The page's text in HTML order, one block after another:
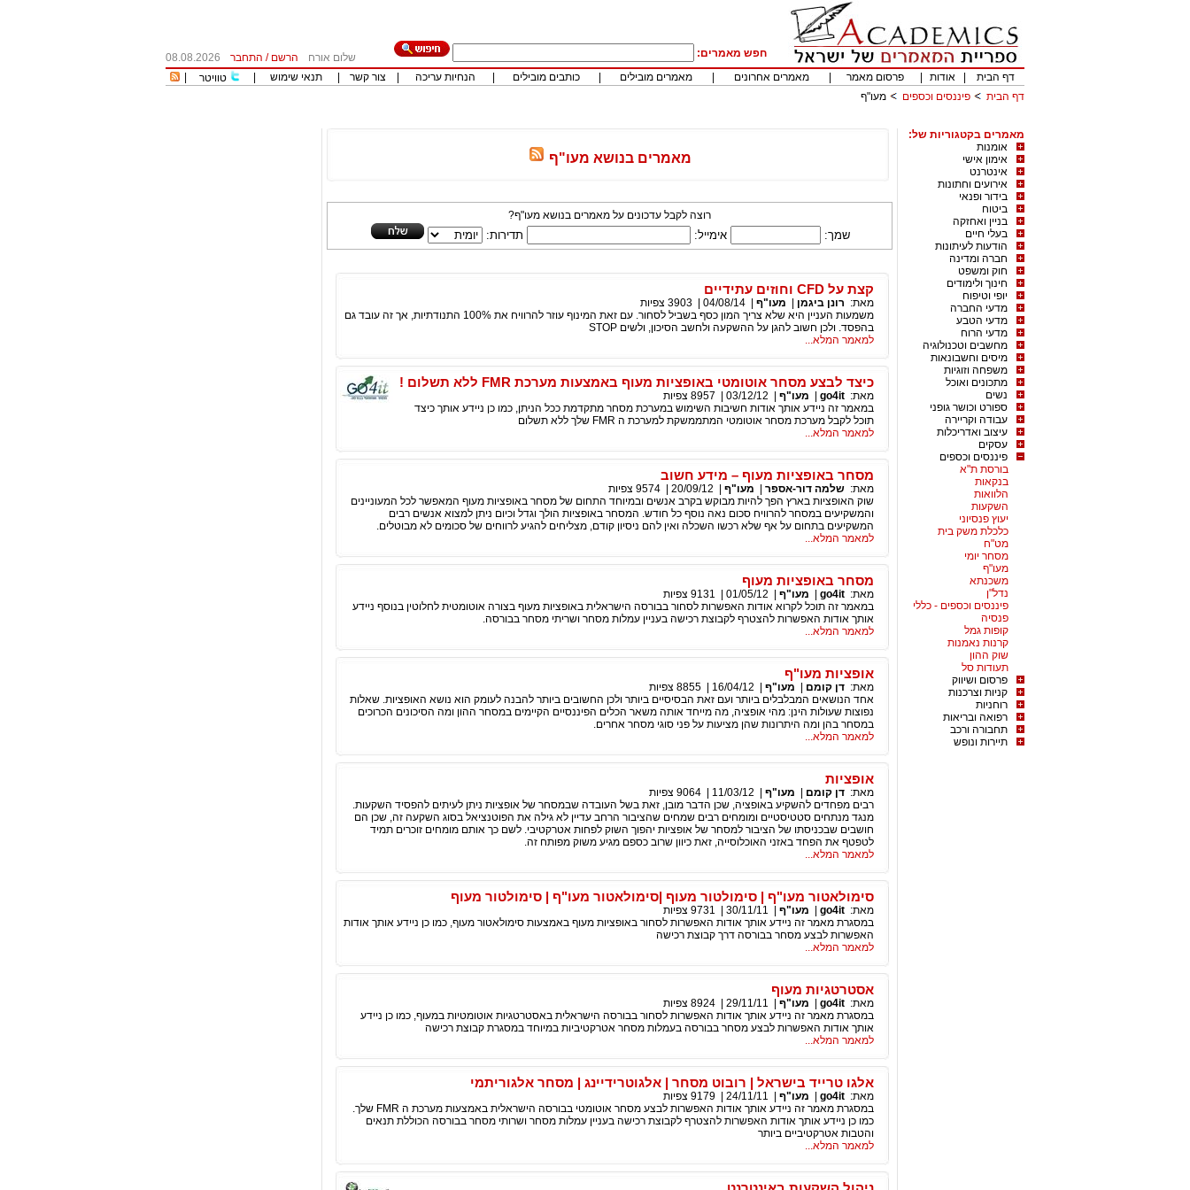
חפש מאמרים: שלום אורח הרשם / התחבר
08.08.2026
דף הבית
אודות פרסום מאמר מאמרים אחרונים מאמרים מובילים כותבים מובילים הנחיות עריכה צור קשר תנאי שימוש טוויטר
דף הבית
פיננסים וכספים מעו"ף
מאמרים בקטגוריות של:
אומנות
אימון אישי
אינטרנט
אירועים וחתונות
בידור ופנאי
ביטוח
בניין ואחזקה
בעלי חיים
הודעות לעיתונות
חברה ומדינה
חוק ומשפט
חינוך ולימודים
יופי וטיפוח
מדעי החברה
מדעי הטבע
מדעי הרוח
מחשבים וטכנולוגיה
מיסים וחשבונאות
משפחה וזוגיות
מתכונים ואוכל
נשים
ספורט וכושר גופני
עבודה וקריירה
עיצוב ואדריכלות
עסקים
פיננסים וכספים
בורסת ת"א
בנקאות
הלוואות
השקעות
יעוץ פנסיוני
כלכלת משק בית
מט"ח
מסחר יומי
מעו"ף
משכנתא
נדל"ן
פיננסים וכספים - כללי
פנסיה
קופות גמל
קרנות נאמנות
שוק ההון
תעודות סל
פרסום ושיווק
קניות וצרכנות
רוחניות
רפואה ובריאות
תחבורה ורכב
תיירות ונופש
מאמרים בנושא מעו"ף
רוצה לקבל עדכונים על מאמרים בנושא מעו"ף?
שמך: אימייל: תדירות:
קצת על CFD וחוזים עתידיים
מאת: רונן ביגמן מעו"ף 04/08/14
3903 צפיות
משמעות העניין היא שלא צריך המון כסף בשביל לסחור. עם זאת המינוף עוזר להרוויח את 100% התנודתיות, אך זה עובד גם
בהפסד. ולכן חשוב להגן על ההשקעה ולחשב הסיכון, ולשים STOP
למאמר המלא...
כיצד לבצע מסחר אוטומטי באופציות מעוף באמצעות מערכת FMR ללא תשלום !
מאת: go4it מעו"ף 03/12/12
8957 צפיות
במאמר זה ניידע אותך אודות חשיבות השימוש במערכת מסחר מתקדמת ככל הניתן, כמו כן ניידע אותך כיצד
תוכל לקבל מערכת מסחר אוטומטי המתממשקת למערכת ה FMR שלך ללא תשלום
למאמר המלא...
מסחר באופציות מעוף – מידע חשוב
מאת: שלמה דור-אספר מעו"ף 20/09/12
9574 צפיות
שוק האופציות בארץ הפך להיות מבוקש בקרב אנשים ובמיוחד התחום של מסחר באופציות מעוף המאפשר לכל המעוניינים
והמשקיעים במסחר להרוויח סכום נאה נוסף כל חודש. המסחר באופציות הולך וגדל וכיום ניתן למצוא אנשים רבים
המשקיעים בתחום על אף שלא רכשו השכלה ואין להם ניסיון קודם, מצליחים להגיע לרווחים של סכומים לא מבוטלים.
למאמר המלא...
מסחר באופציות מעוף
מאת: go4it מעו"ף 01/05/12
9131 צפיות
במאמר זה תוכל לקרוא אודות האפשרות לסחור בבורסה הישראלית באופציות מעוף בצורה אוטומטית לחלוטין בנוסף ניידע
אותך אודות האפשרות להצטרף לקבוצת רכישה בעניין עמלות מסחר ושריתי מסחר בבורסה.
למאמר המלא...
אופציות מעו"ף
מאת: דן קומם מעו"ף 16/04/12
8855 צפיות
אחד הנושאים המבלבלים ביותר ועם זאת הבסיסיים ביותר ולכן החשובים ביותר להבנה לעומק הוא נושא האופציות. שאלות
נפוצות שעולות הינן: מהי אופציה, מה מייחד אותה משאר הכלים הפיננסיים הקיימים במסחר ההון ומה הסיכונים הכרוכים
במסחר בהן ומה היתרונות שהן מציעות על פני סוגי מסחר אחרים.
למאמר המלא...
אופציות
מאת: דן קומם מעו"ף 11/03/12
9064 צפיות
רבים מפחדים להשקיע באופציה, שכן הדבר מובן, זאת בשל העובדה שבמסחר של אופציות ניתן לעיתים להפסיד השקעות.
מנגד מנתחים סטטיסטיים ומומחים רבים שמחים שהציבור הרחב עדיין לא גילה את הפוטנציאל בסוג השקעה זה, שכן הם
חושבים שבכניסתו של הציבור למסחר של אופציות יהפוך השוק לפחות אטרקטיבי. לשם כך אותם מומחים זוכרים תמיד
לטפטף את הפחד באזני האוכלוסייה, זאת כיוון שרוב כספם מגיע משוק מפותח זה.
למאמר המלא...
סימולאטור מעו"ף | סימולטור מעוף |סימולאטור מעו"ף | סימולטור מעוף
מאת: go4it מעו"ף 30/11/11
9731 צפיות
במסגרת מאמר זה ניידע אותך אודות האפשרות לסחור באופציות מעוף באמצעות סימולאטור מעוף, כמו כן ניידע אותך אודות
האפשרות לבצע מסחר בבורסה דרך קבוצת רכישה
למאמר המלא...
אסטרטגיות מעוף
מאת: go4it מעו"ף 29/11/11
8924 צפיות
במסגרת מאמר זה ניידע אותך אודות האפשרות לסחור בבורסה הישראלית באסטרטגיות אוטומטיות במעוף, כמו כן ניידע
אותך אודות האפשרות לבצע מסחר בבורסה בעמלות מסחר אטרקטיביות במיוחד במסגרת קבוצת רכישה
למאמר המלא...
אלגו טרייד בישראל | רובוט מסחר | אלגוטרידיינג | מסחר אלגוריתמי
מאת: go4it מעו"ף 24/11/11
9179 צפיות
במסגרת מאמר זה ניידע אותך אודות האפשרות לבצע מסחר אוטומטי בבורסה הישראלית באמצעות מערכת ה FMR שלך.
כמו כן ניידע אותך אודות האפשרות להצטרף לקבוצת רכישה בעניין עמלות מסחר ושרותי מסחר בבורסה הכוללת תנאים
והטבות אטרקטיביים ביותר
למאמר המלא...